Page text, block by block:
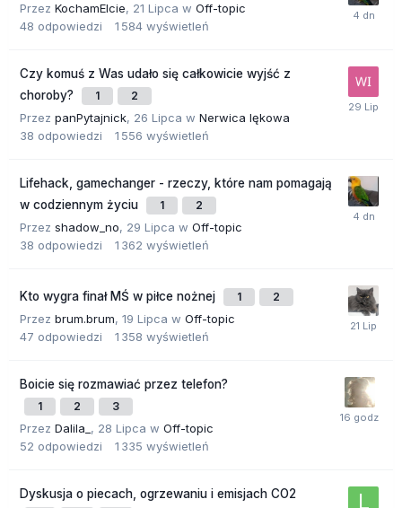
Przez KochamElcie, 21 Lipca w Off-topic
48 odpowiedzi 1 584 wyświetleń
Czy komuś z Was udało się całkowicie wyjść z
choroby?
1 2
Przez panPytajnick, 26 Lipca w Nerwica lękowa
38 odpowiedzi 1 556 wyświetleń
Lifehack, gamechanger - rzeczy, które nam pomagają
w codziennym życiu
1 2
Przez shadow_no, 29 Lipca w Off-topic
38 odpowiedzi 1 362 wyświetleń
Kto wygra finał MŚ w piłce nożnej 1 2
Przez brum.brum, 19 Lipca w Off-topic
47 odpowiedzi 1 358 wyświetleń
Boicie się rozmawiać przez telefon?
1 2 3
Przez Dalila_ , 28 Lipca w Off-topic
52 odpowiedzi 1 335 wyświetleń
Dyskusja o piecach, ogrzewaniu i emisjach CO2